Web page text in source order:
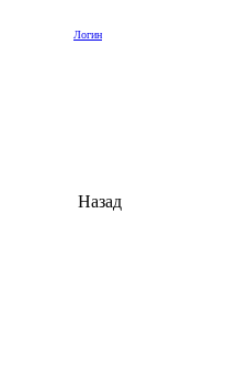
Логин
Назад